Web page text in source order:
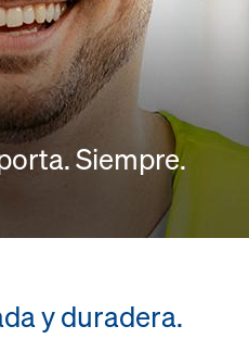
Siempre.
y duradera.